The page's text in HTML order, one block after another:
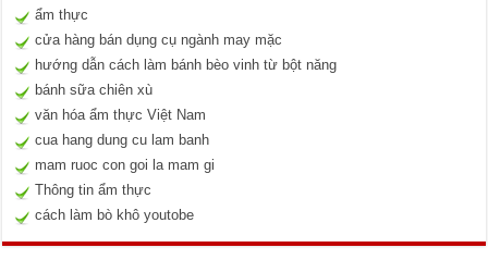
ẩm thực
cửa hàng bán dụng cụ ngành may mặc
hướng dẫn cách làm bánh bèo vinh từ bột năng
bánh sữa chiên xù
văn hóa ẩm thực Việt Nam
cua hang dung cu lam banh
mam ruoc con goi la mam gi
Thông tin ẩm thực
cách làm bò khô youtobe